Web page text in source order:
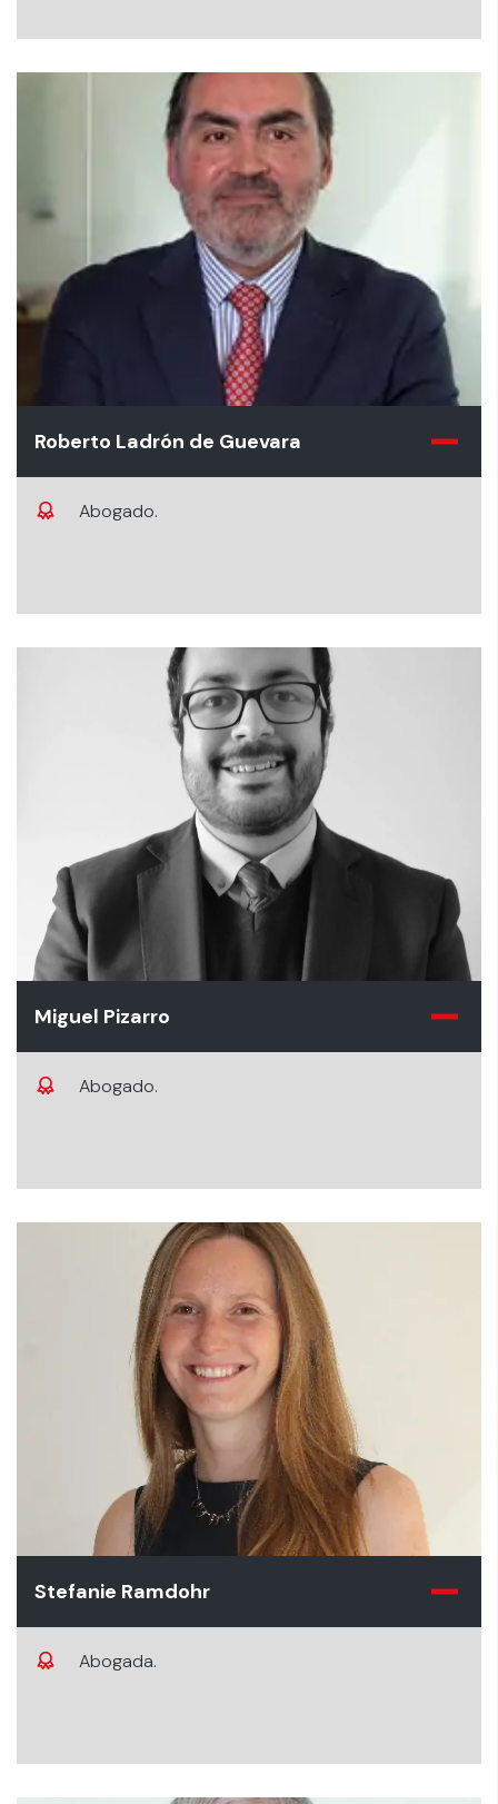
Roberto Ladrón de Guevara
Abogado.
Miguel Pizarro
Abogado.
Stefanie Ramdohr
Abogada.